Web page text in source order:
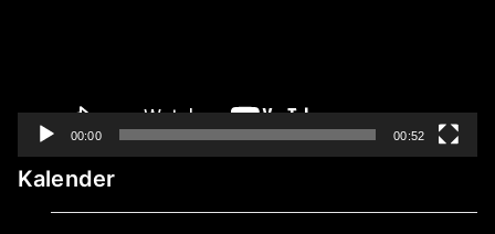
00:00 00:52
Kalender